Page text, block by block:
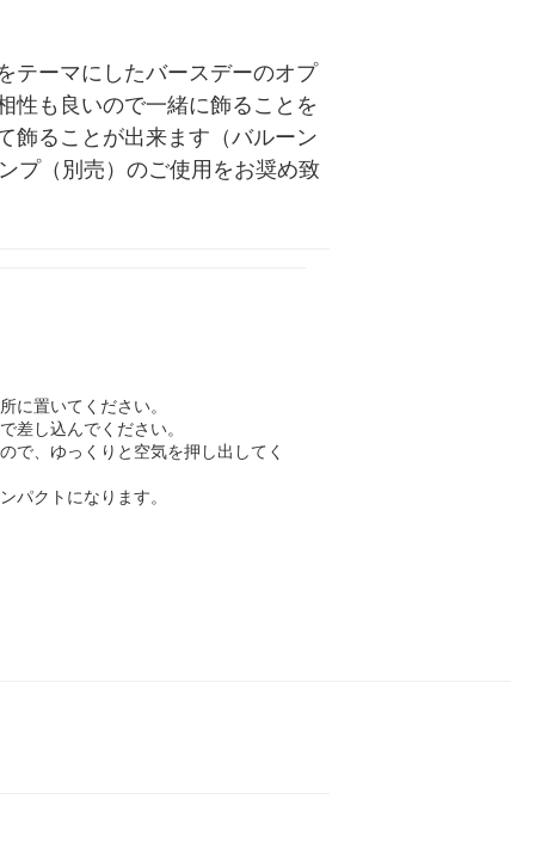
テーマにしたバースデーのオプ
性も良いので一緒に飾ることを
飾ることが出来ます（バルーン
プ（別売）のご使用をお奨め致
に置いてください。
差し込んでください。
で、ゆっくりと空気を押し出してく
パクトになります。